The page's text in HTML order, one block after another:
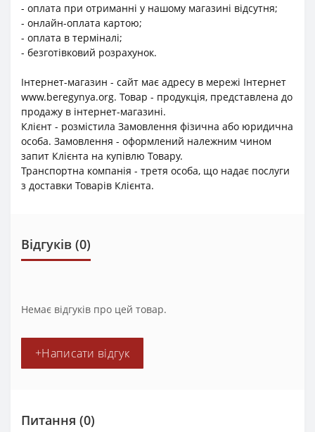
- оплата при отриманні у нашому магазині відсутня;
- онлайн-оплата картою;
- оплата в терміналі;
- безготівковий розрахунок.
Інтернет-магазин - сайт має адресу в мережі Інтернет
www.beregynya.org. Товар - продукція, представлена до
продажу в інтернет-магазині.
Клієнт - розмістила Замовлення фізична або юридична
особа. Замовлення - оформлений належним чином
запит Клієнта на купівлю Товару.
Транспортна компанія - третя особа, що надає послуги
з доставки Товарів Клієнта.
Відгуків (0)
Немає відгуків про цей товар.
+Написати відгук
Питання (0)